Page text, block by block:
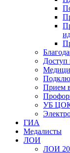
Доступ
Прием
УБ
ГИА
Медалисты
ЛОИ
ЛОИ